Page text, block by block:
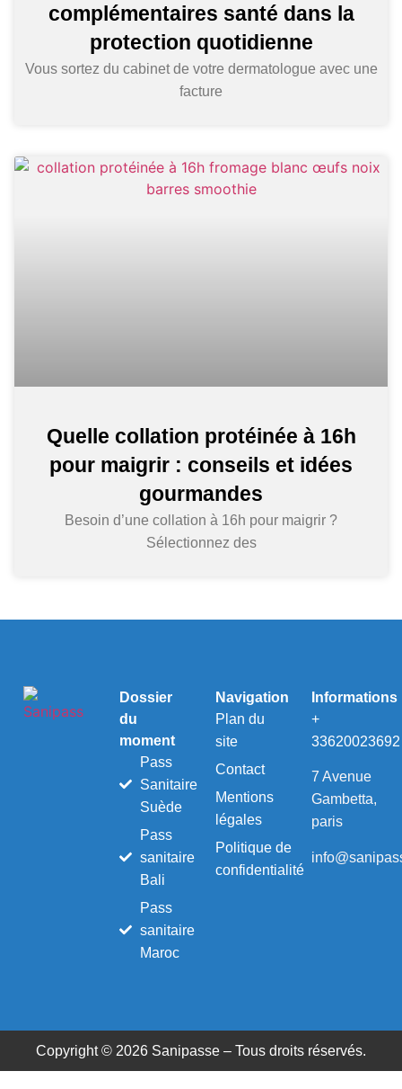
complémentaires santé dans la
protection quotidienne
Vous sortez du cabinet de votre dermatologue avec une
facture
Quelle collation protéinée à 16h
pour maigrir : conseils et idées
gourmandes
Besoin d’une collation à 16h pour maigrir ?
Sélectionnez des
Dossier
du
moment
Pass
Sanitaire
Suède
Pass
sanitaire
Bali
Pass
sanitaire
Maroc
Navigation
Plan du
site
Contact
Mentions
légales
Politique de
confidentialité
Informations
+
33620023692
7 Avenue
Gambetta,
paris
Copyright © 2026 Sanipasse – Tous droits réservés.